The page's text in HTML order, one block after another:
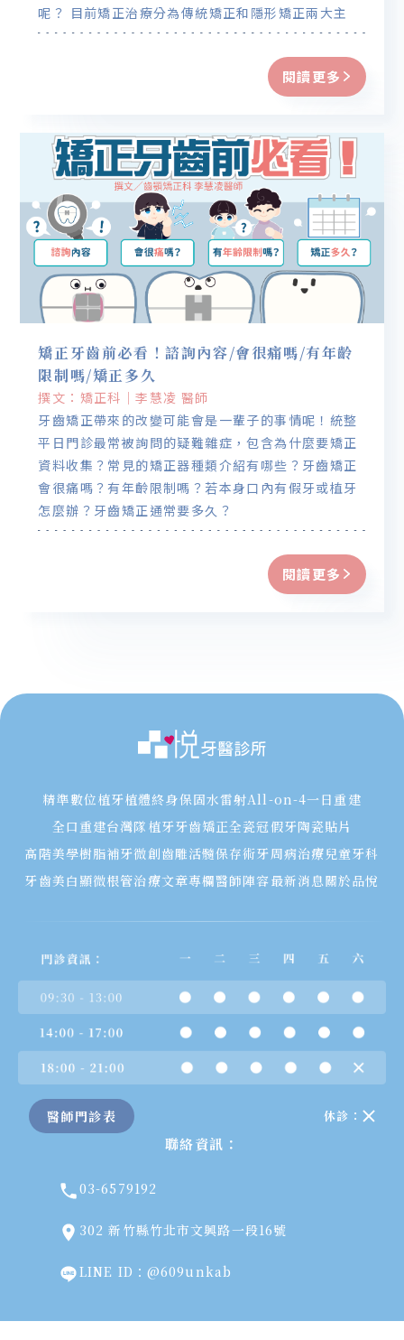
呢？ 目前矯正治療分為傳統矯正和隱形矯正兩大主
流，其中選擇使用隱形矯正的患者是逐年加速增長
閱讀更多
矯正牙齒前必看！諮詢內容/會很痛嗎/有年齡
限制嗎/矯正多久
撰文：矯正科｜李慧凌 醫師
牙齒矯正帶來的改變可能會是一輩子的事情呢！統整
平日門診最常被詢問的疑難雜症，包含為什麼要矯正
資料收集？常見的矯正器種類介紹有哪些？牙齒矯正
會很痛嗎？有年齡限制嗎？若本身口內有假牙或植牙
怎麼辦？牙齒矯正通常要多久？
閱讀更多
精準數位植牙植體終身保固水雷射All-on-4一日重建
全口重建台灣隊植牙牙齒矯正全瓷冠假牙陶瓷貼片
高階美學樹脂補牙微創齒雕活髓保存術牙周病治療兒童牙科
牙齒美白 顯微根管治療文章專欄醫師陣容最新消息關於品悅
醫師門診表 休診：
聯絡資訊：
03-6579192
302 新竹縣竹北市文興路一段16號
LINE ID：@609unkab